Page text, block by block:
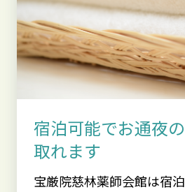
宿泊可能でお通夜
取れます
宝厳院慈林薬師会館は宿